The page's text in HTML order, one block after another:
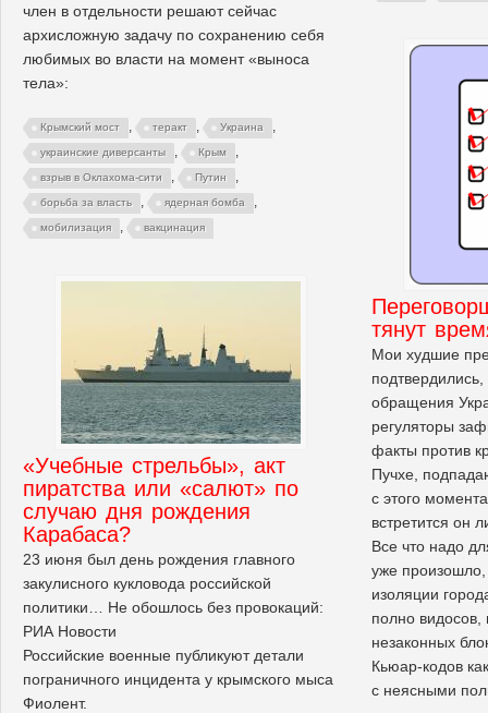
член в отдельности решают сейчас
архисложную задачу по сохранению себя
любимых во власти на момент «выноса
тела»:
Крымский мост , теракт , Украина ,
украинские диверсанты , Крым ,
взрыв в Оклахома-сити , Путин ,
борьба за власть , ядерная бомба ,
мобилизация , вакцинация
тянут
Мои худшие
обращения
регуляторы
факты против
Пучхе,
с этого
встретится он
Все что надо
уже
изоляции
полно
незаконных
Кьюар-кодов
с неясными
«Учебные стрельбы», акт
пиратства или «салют» по
случаю дня рождения
Карабаса?
23 июня был день рождения главного
закулисного кукловода российской
политики… Не обошлось без провокаций:
РИА Новости
Российские военные публикуют детали
пограничного инцидента у крымского мыса
Фиолент.